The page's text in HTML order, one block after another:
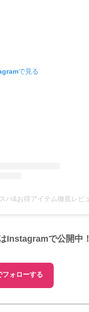
で見る
Instagramで公開中！
ォローする